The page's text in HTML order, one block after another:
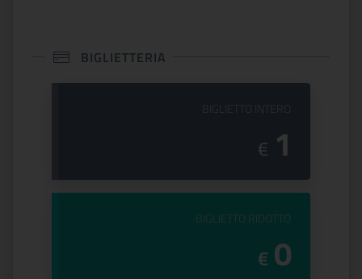
BIGLIETTERIA
€ 1
PREZZO DEL
BIGLIETTO RIDOTTO
€ 0